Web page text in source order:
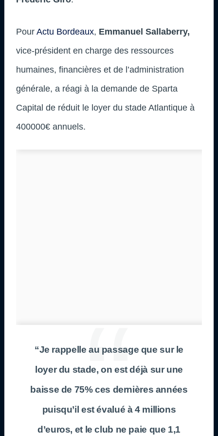
Pour Actu Bordeaux, Emmanuel Sallaberry,
vice-président en charge des ressources
humaines, financières et de l’administration
générale, a réagi à la demande de Sparta
Capital de réduit le loyer du stade Atlantique à
400000€ annuels.
“Je rappelle au passage que sur le
loyer du stade, on est déjà sur une
baisse de 75% ces dernières années
puisqu’il est évalué à 4 millions
d’euros, et le club ne paie que 1,1